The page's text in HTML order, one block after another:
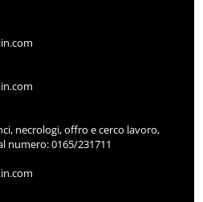
necrologi, offro e cerco lavoro,
numero: 0165/231711